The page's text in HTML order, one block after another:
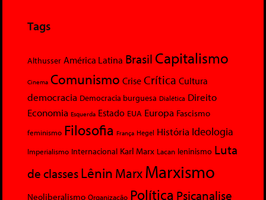
Tags
Althusser América Latina Brasil Capitalismo
Cinema Comunismo Crise Crítica Cultura
democracia Democracia burguesa Dialética Direito
Economia Esquerda Estado EUA Europa Fascismo
feminismo Filosofia França Hegel História Ideologia
Imperialismo Internacional Karl Marx Lacan leninismo Luta
de classesLênin MarxMarxismo
Neoliberalismo Organização Política Psicanalise